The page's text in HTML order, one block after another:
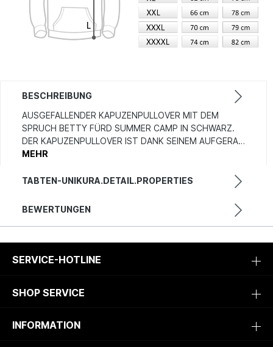
BESCHREIBUNG
AUSGEFALLENDER KAPUZENPULLOVER MIT DEM
SPRUCH BETTY FÜRD SUMMER CAMP IN SCHWARZ.
DER KAPUZENPULLOVER IST DANK SEINEM AUFGERA…
MEHR
TABTEN-UNIKURA.DETAIL.PROPERTIES
BEWERTUNGEN
SERVICE-HOTLINE
SHOP SERVICE
INFORMATION